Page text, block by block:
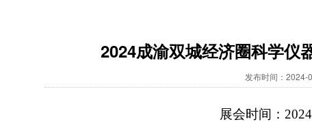
2024成渝双城经济圈科学仪
发布时间：2024-
展会时间：